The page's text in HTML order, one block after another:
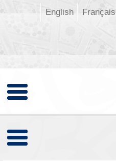
Français
English